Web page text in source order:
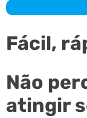
Fácil,
Não
atingir